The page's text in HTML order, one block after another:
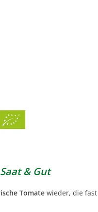
Saat & Gut
Tomatewieder, die fast